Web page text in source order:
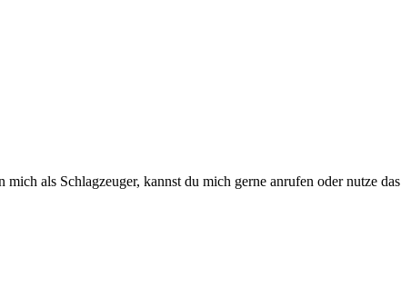
als Schlagzeuger, kannst du mich gerne anrufen oder nutze das